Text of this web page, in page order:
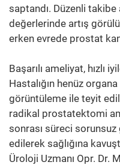
saptandı. Düzenli takibe
değerlerinde artış
erken evrede prostat
Başarılı ameliyat, hızlı
Hastalığın henüz
görüntüleme ile teyit
radikal prostatektomi
sonrası süreci
edilerek sağlığına
Üroloji Uzmanı Opr. Dr.